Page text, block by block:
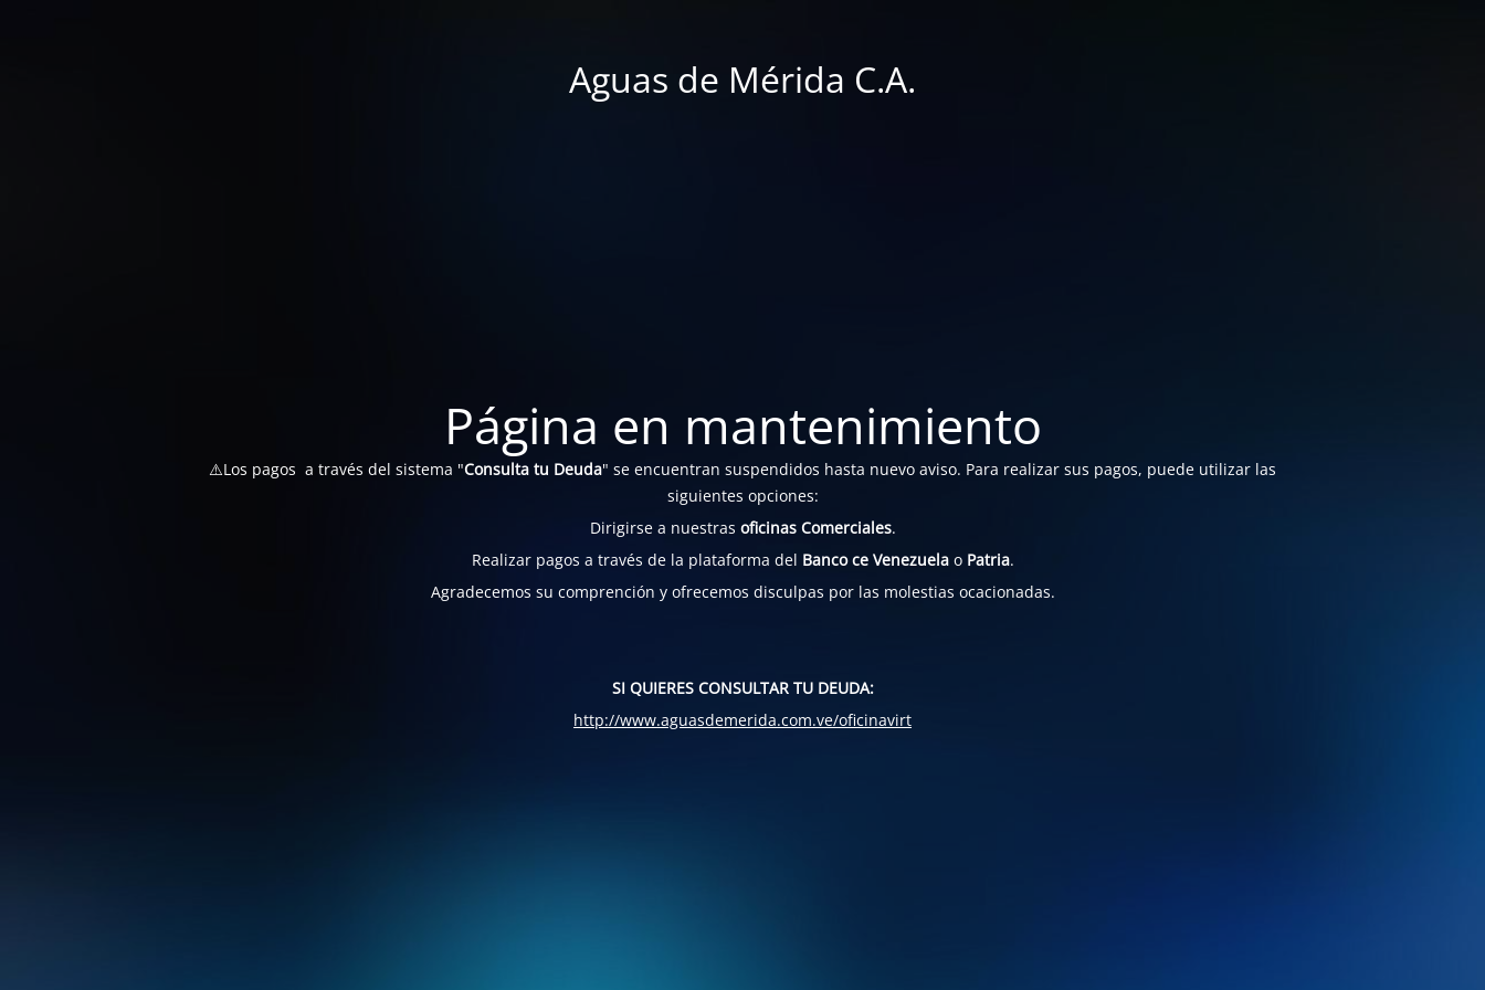
Aguas de Mérida C.A.
Página en mantenimiento
⚠️Los pagos a través del sistema "Consulta tu Deuda" se encuentran suspendidos hasta nuevo aviso. Para realizar sus pagos, puede utilizar las
siguientes opciones:
Dirigirse a nuestras oficinas Comerciales.
Realizar pagos a través de la plataforma del Banco ce Venezuelao Patria.
Agradecemos su comprención y ofrecemos disculpas por las molestias ocacionadas.
SI QUIERES CONSULTAR TU DEUDA:
http://www.aguasdemerida.com.ve/oficinavirt